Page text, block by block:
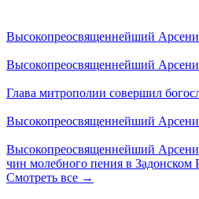
Высокопреосвященнейший
Высокопреосвященнейший
Глава митрополии совершил
Высокопреосвященнейший
Высокопреосвященнейший
чин молебного пения в
Смотреть все →